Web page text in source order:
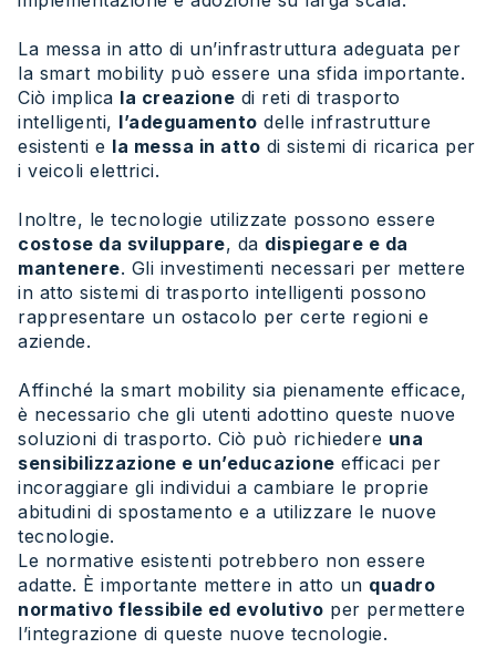
La messa in atto di un’infrastruttura adeguata per
la smart mobility può essere una sfida importante.
Ciò implica la creazione di reti di trasporto
intelligenti, l’adeguamento delle infrastrutture
esistenti e la messa in atto di sistemi di ricarica per
i veicoli elettrici.
Inoltre, le tecnologie utilizzate possono essere
costose da sviluppare, da dispiegare e da
mantenere. Gli investimenti necessari per mettere
in atto sistemi di trasporto intelligenti possono
rappresentare un ostacolo per certe regioni e
aziende.
Affinché la smart mobility sia pienamente efficace,
è necessario che gli utenti adottino queste nuove
soluzioni di trasporto. Ciò può richiedere una
sensibilizzazione e un’educazione efficaci per
incoraggiare gli individui a cambiare le proprie
abitudini di spostamento e a utilizzare le nuove
tecnologie.
Le normative esistenti potrebbero non essere
adatte. È importante mettere in atto un quadro
normativo flessibile ed evolutivo per permettere
l’integrazione di queste nuove tecnologie.